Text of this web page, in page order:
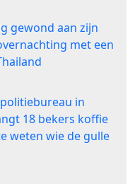
gewond aan zijn
met een
in
18 bekers koffie
weten wie de gulle